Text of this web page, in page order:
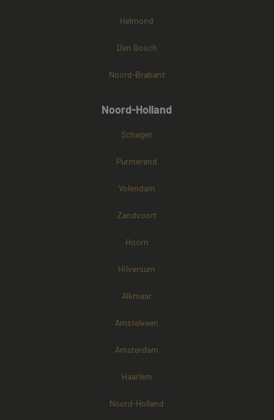
Helmond
Den Bosch
Noord-Brabant
Noord-Holland
Schagen
Purmerend
Volendam
Zandvoort
Hoorn
Hilversum
Alkmaar
Amstelveen
Amsterdam
Haarlem
Noord-Holland